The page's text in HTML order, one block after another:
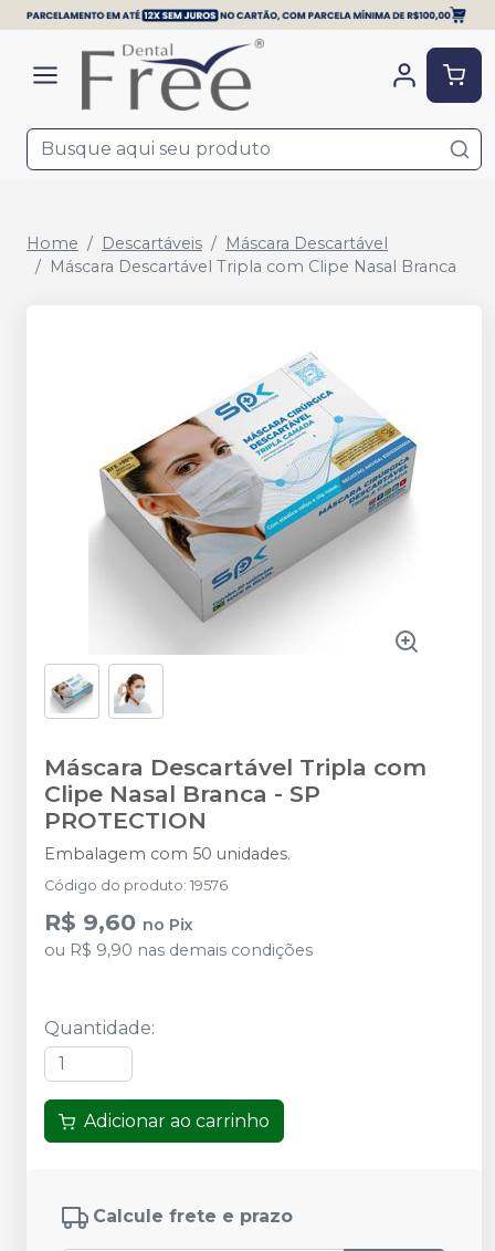
Home Descartáveis
Máscara Descartável
Máscara Descartável Tripla com Clipe Nasal Branca
Máscara Descartável Tripla com
Clipe Nasal Branca - SP
PROTECTION
Embalagem com 50 unidades.
Código do produto: 19576
R$ 9,60 no Pix
ou R$ 9,90 nas demais condições
Quantidade:
Adicionar ao carrinho
Calcule frete e prazo